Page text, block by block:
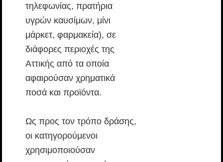
τηλεφωνίας, πρατήρια
υγρών καυσίμων, μίνι
μάρκετ, φαρμακεία), σε
διάφορες περιοχές της
Αττικής από τα οποία
αφαιρούσαν χρηματικά
ποσά και προϊόντα.
Ως προς τον τρόπο δράσης,
οι κατηγορούμενοι
χρησιμοποιούσαν